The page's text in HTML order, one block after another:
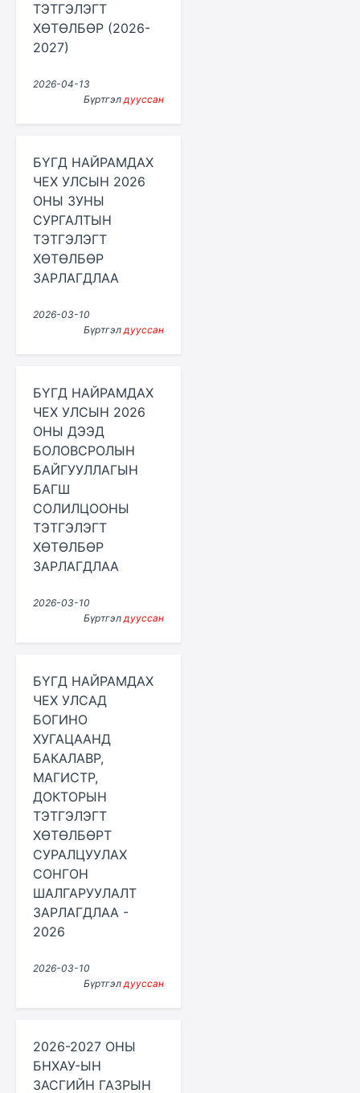
ТЭТГЭЛЭГТ
ХӨТӨЛБӨР (2026-
2027)
2026-04-13
Бүртгэлдууссан
БҮГД НАЙРАМДАХ
ЧЕХ УЛСЫН 2026
ОНЫ ЗУНЫ
СУРГАЛТЫН
ТЭТГЭЛЭГТ
ХӨТӨЛБӨР
ЗАРЛАГДЛАА
2026-03-10
Бүртгэлдууссан
БҮГД НАЙРАМДАХ
ЧЕХ УЛСЫН 2026
ОНЫ ДЭЭД
БОЛОВСРОЛЫН
БАЙГУУЛЛАГЫН
БАГШ
СОЛИЛЦООНЫ
ТЭТГЭЛЭГТ
ХӨТӨЛБӨР
ЗАРЛАГДЛАА
2026-03-10
Бүртгэлдууссан
БҮГД НАЙРАМДАХ
ЧЕХ УЛСАД
БОГИНО
ХУГАЦААНД
БАКАЛАВР,
МАГИСТР,
ДОКТОРЫН
ТЭТГЭЛЭГТ
ХӨТӨЛБӨРТ
СУРАЛЦУУЛАХ
СОНГОН
ШАЛГАРУУЛАЛТ
ЗАРЛАГДЛАА -
2026
2026-03-10
Бүртгэлдууссан
2026-2027 ОНЫ
БНХАУ-ЫН
ЗАСГИЙН ГАЗРЫН